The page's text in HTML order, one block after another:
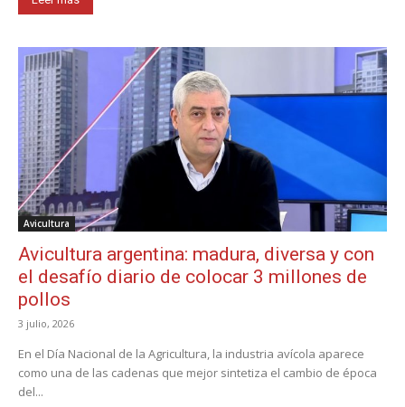
Avicultura
Avicultura argentina: madura, diversa y con
el desafío diario de colocar 3 millones de
pollos
3 julio, 2026
En el Día Nacional de la Agricultura, la industria avícola aparece
como una de las cadenas que mejor sintetiza el cambio de época
del...